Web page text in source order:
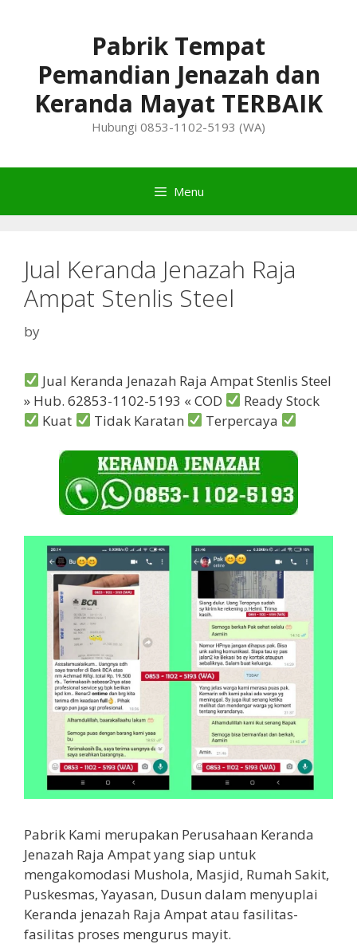
Pabrik Tempat
Pemandian Jenazah dan
Keranda Mayat TERBAIK
Hubungi 0853-1102-5193 (WA)
Menu
Jual Keranda Jenazah Raja
Ampat Stenlis Steel
by
Jual Keranda Jenazah Raja Ampat Stenlis Steel
» Hub. 62853-1102-5193 « COD
Ready Stock
Kuat
Tidak Karatan Terpercaya
Pabrik Kami merupakan Perusahaan Keranda
Jenazah Raja Ampat yang siap untuk
mengakomodasi Mushola, Masjid, Rumah Sakit,
Puskesmas, Yayasan, Dusun dalam menyuplai
Keranda jenazah Raja Ampat atau fasilitas-
fasilitas proses mengurus mayit.